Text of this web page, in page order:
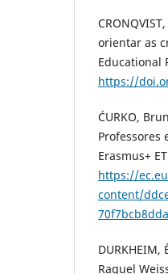
orientar as
Educational
https://
ĆURKO,
Professores
Erasmus+
https://
content/
Raquel